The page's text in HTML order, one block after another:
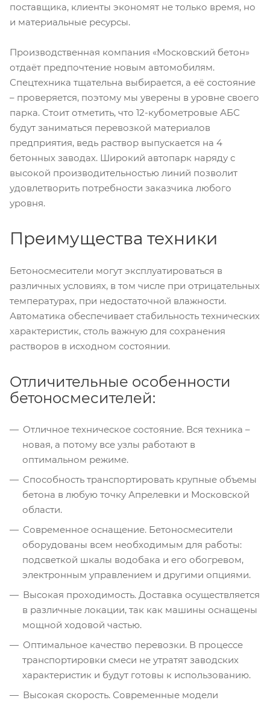
поставщика, клиенты экономят не только время, но
и материальные ресурсы.
Производственная компания «Московский бетон»
отдаёт предпочтение новым автомобилям.
Спецтехника тщательна выбирается, а её состояние
– проверяется, поэтому мы уверены в уровне своего
парка. Стоит отметить, что 12-кубометровые АБС
будут заниматься перевозкой материалов
предприятия, ведь раствор выпускается на 4
бетонных заводах. Широкий автопарк наряду с
высокой производительностью линий позволит
удовлетворить потребности заказчика любого
уровня.
Преимущества техники
Бетоносмесители могут эксплуатироваться в
различных условиях, в том числе при отрицательных
температурах, при недостаточной влажности.
Автоматика обеспечивает стабильность технических
характеристик, столь важную для сохранения
растворов в исходном состоянии.
Отличительные особенности
бетоносмесителей:
Отличное техническое состояние. Вся техника –
новая, а потому все узлы работают в
оптимальном режиме.
Способность транспортировать крупные объемы
бетона в любую точку Апрелевки и Московской
области.
Современное оснащение. Бетоносмесители
оборудованы всем необходимым для работы:
подсветкой шкалы водобака и его обогревом,
электронным управлением и другими опциями.
Высокая проходимость. Доставка осуществляется
в различные локации, так как машины оснащены
мощной ходовой частью.
Оптимальное качество перевозки. В процессе
транспортировки смеси не утратят заводских
характеристик и будут готовы к использованию.
Высокая скорость. Современные модели